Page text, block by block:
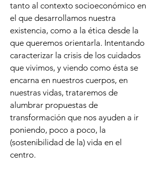
tanto al contexto socioeconómico en
el que desarrollamos nuestra
existencia, como a la ética desde la
que queremos orientarla. Intentando
caracterizar la crisis de los cuidados
que vivimos, y viendo como ésta se
encarna en nuestros cuerpos, en
nuestras vidas, trataremos de
alumbrar propuestas de
transformación que nos ayuden a ir
poniendo, poco a poco, la
(sostenibilidad de la) vida en el
centro.